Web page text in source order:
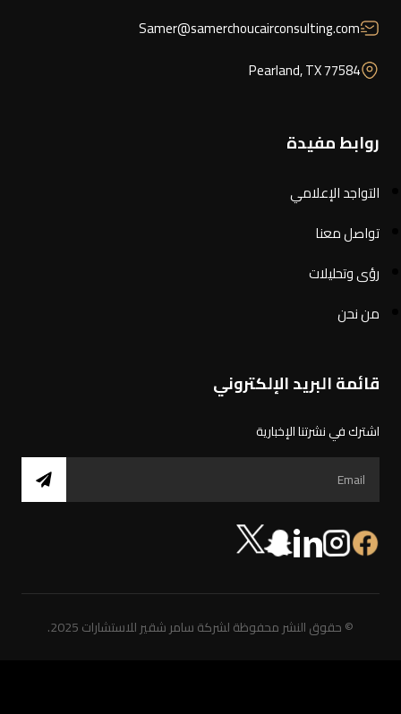
Samer@samerchoucairconsulting.com
Pearland, TX 77584
روابط مفيدة
التواجد الإعلامي
تواصل معنا
رؤى وتحليلات
من نحن
قائمة البريد الإلكتروني
اشترك في نشرتنا الإخبارية
© حقوق النشر محفوظة لشركة سامر شقير للاستشارات 2025.